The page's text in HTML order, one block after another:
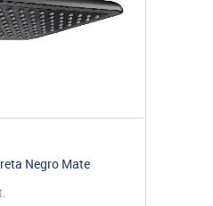
Negro Mate